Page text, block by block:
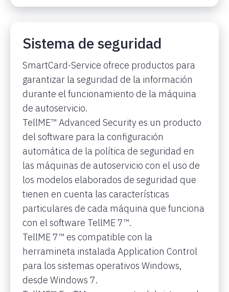
Sistema de seguridad
SmartCard-Service ofrece productos para
garantizar la seguridad de la información
durante el funcionamiento de la máquina
de autoservicio.
TellME™ Advanced Security es un producto
del software para la configuración
automática de la política de seguridad en
las máquinas de autoservicio con el uso de
los modelos elaborados de seguridad que
tienen en cuenta las características
particulares de cada máquina que funciona
con el software TellME 7™.
TellME 7™ es compatible con la
herramineta instalada Application Control
para los sistemas operativos Windows,
desde Windows 7.